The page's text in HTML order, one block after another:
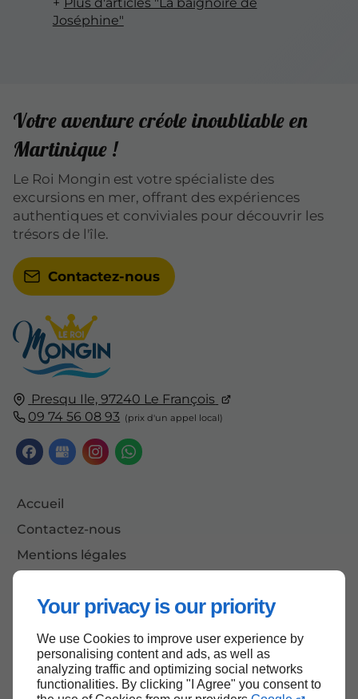
Your privacy is our priority
We use Cookies to improve user experience by
personalising content and ads, as well as
analyzing traffic and optimizing social networks
functionalities. By clicking "I Agree" you consent to
Joséphine"
Presqu Ile, 97240 Le François
09 74 56 08 93
Accueil
Contactez-nous
Mentions légales
Votre aventure créole inoubliable en
Martinique !
Le Roi Mongin est votre spécialiste des
excursions en mer, offrant des expériences
authentiques et conviviales pour découvrir les
trésors de l'île.
Contactez-nous
Haut de page